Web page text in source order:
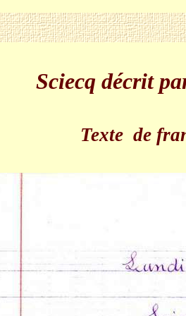
Sciecq décrit
Texte de